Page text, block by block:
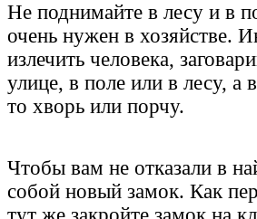
Не поднимайте в лесу и в
очень нужен в хозяйстве.
излечить человека,
улице, в поле или в лесу, а
то хворь или порчу.
Чтобы вам не отказали в
собой новый замок. Как